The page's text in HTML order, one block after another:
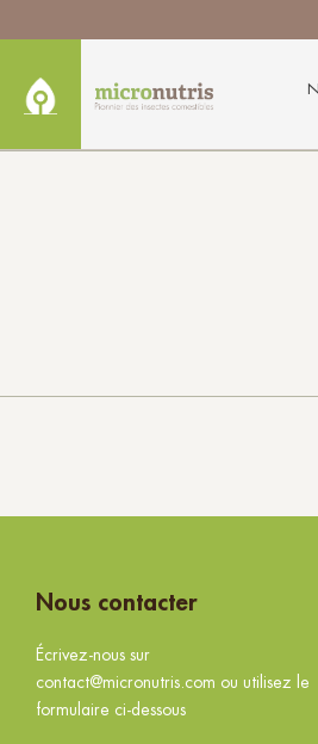
Nous contacter
Écrivez-nous sur
contact@micronutris.com ou utilisez le
formulaire ci-dessous